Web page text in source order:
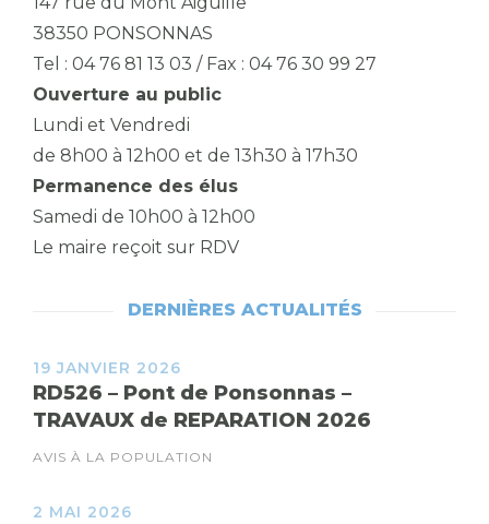
38350 PONSONNAS
Tel : 04 76 81 13 03 / Fax : 04 76 30 99 27
Ouverture au public
Lundi et Vendredi
de 8h00 à 12h00 et de 13h30 à 17h30
Permanence des élus
Samedi de 10h00 à 12h00
Le maire reçoit sur RDV
DERNIÈRES ACTUALITÉS
19 JANVIER 2026
RD526 – Pont de Ponsonnas –
TRAVAUX de REPARATION 2026
AVIS À LA POPULATION
2 MAI 2026